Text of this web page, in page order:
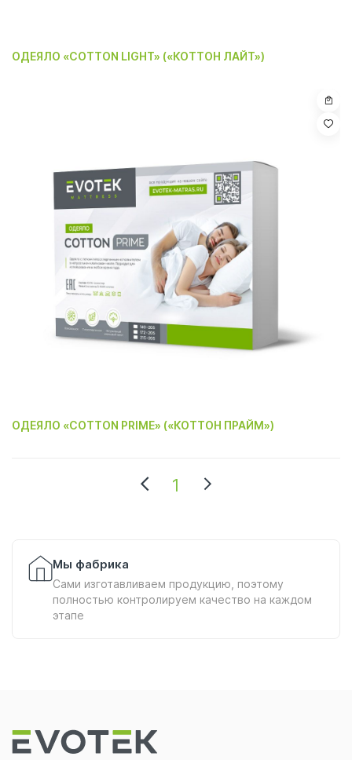
ОДЕЯЛО «COTTON LIGHT» («КОТТОН ЛАЙТ»)
ОДЕЯЛО «COTTON PRIME» («КОТТОН ПРАЙМ»)
1
Мы фабрика
Сами изготавливаем продукцию, поэтому
полностью контролируем качество на каждом
этапе